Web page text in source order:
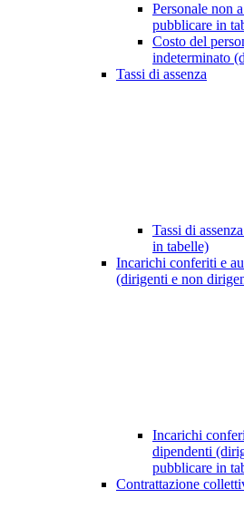
Personale non
pubblicare in
Costo del
indeterminato
Tassi di assenza
Tassi di
in tabelle)
Incarichi conferiti e
(dirigenti e non
Incarichi
dipendenti
pubblicare in
Contrattazione